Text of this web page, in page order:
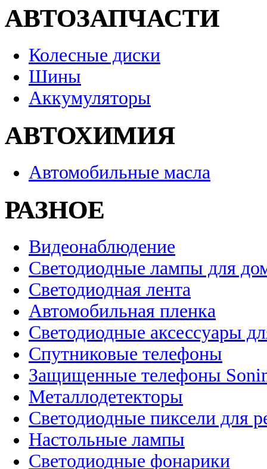
АВТОЗАПЧАСТИ
Колесные диски
Шины
Аккумуляторы
АВТОХИМИЯ
Автомобильные масла
РАЗНОЕ
Видеонаблюдение
Светодиодные лампы для
Светодиодная лента
Автомобильная пленка
Светодиодные аксессуары
Спутниковые телефоны
Защищенные телефоны
Металлодетекторы
Светодиодные пиксели для
Настольные лампы
Светодиодные фонарики